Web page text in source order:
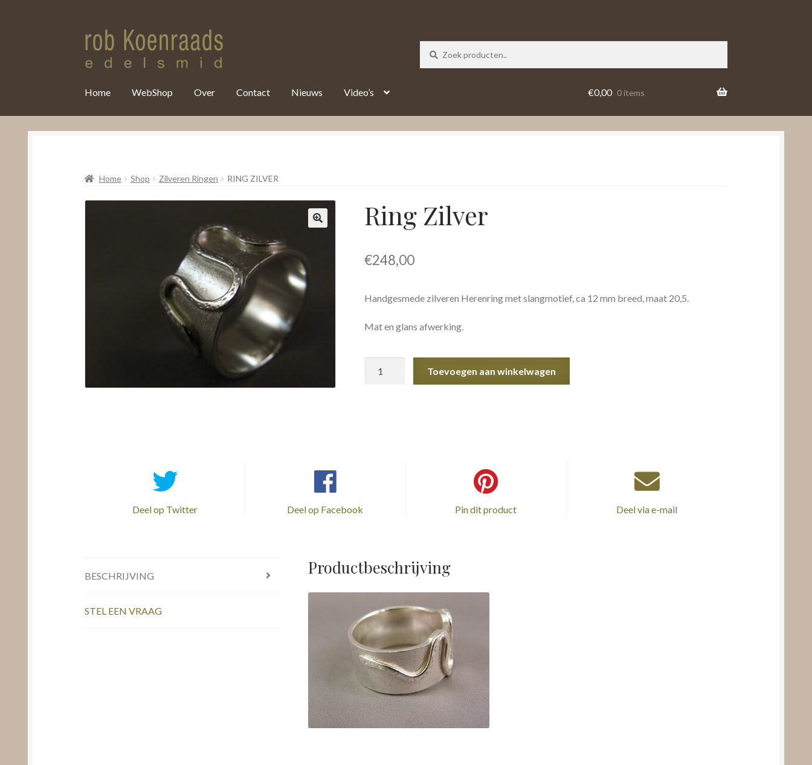
Home WebShop Over Contact Nieuws Video’s €0,00 0 items
Home Shop Zilveren Ringen RING ZILVER
Ring Zilver
€248,00
Handgesmede zilveren Herenring met slangmotief, ca 12 mm breed, maat 20,5.
Mat en glans afwerking.
Toevoegen aan winkelwagen
Deel op Twitter Deel op Facebook Pin dit product Deel via e-mail
BESCHRIJVING
STEL EEN VRAAG
Productbeschrijving